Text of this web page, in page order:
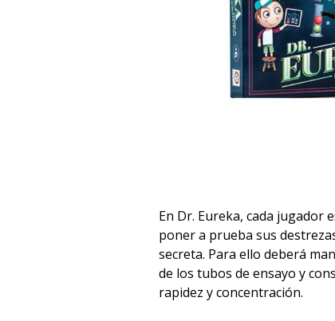
En Dr. Eureka, cada jugador
poner a prueba sus
secreta. Para ello deberá
de los tubos de ensayo y
rapidez y concentración.